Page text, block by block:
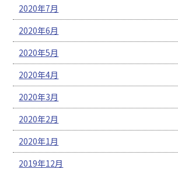
2020年7月
2020年6月
2020年5月
2020年4月
2020年3月
2020年2月
2020年1月
2019年12月